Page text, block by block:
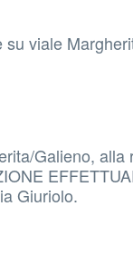
viale
Galieno, alla
Giuriolo.